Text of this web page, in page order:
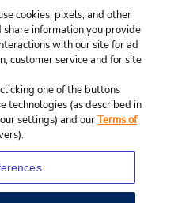
cookies, pixels, and other
information you provide
with our site for ad
customer service and for site
one of the buttons
technologies (as described in
settings) and ourTerms of